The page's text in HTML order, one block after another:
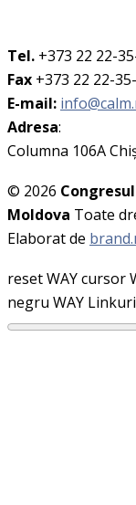
Tel. +373 22 22-
Fax +373 22 22-
E-mail:
Adresa:
Columna 106A
© 2026
Moldova Toate
Elaborat de
reset WAYcursor
negru WAY